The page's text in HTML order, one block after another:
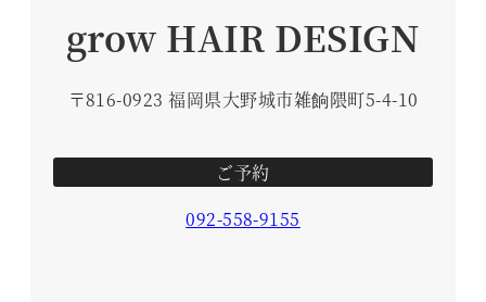
grow HAIR DESIGN
〒816-0923 福岡県大野城市雑餉隈町5-4-10
ご予約
092-558-9155